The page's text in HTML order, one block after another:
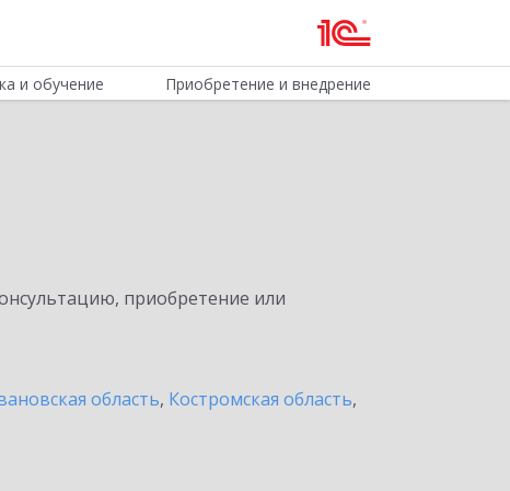
и обучение Приобретение и внедрение
приобретение или
область, Костромская область,